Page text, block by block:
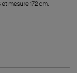
mesure 172 cm.